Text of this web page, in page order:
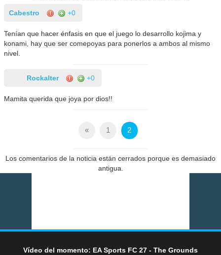
Cabestro +0
Tenían que hacer énfasis en que el juego lo desarrollo kojima y
konami, hay que ser comepoyas para ponerlos a ambos al mismo
nivel.
Rockalter +0
Mamita querida que joya por dios!!
« 1 2
Los comentarios de la noticia están cerrados porque es demasiado
antigua.
Vídeo del momento: EA Sports FC 27 - The Grounds